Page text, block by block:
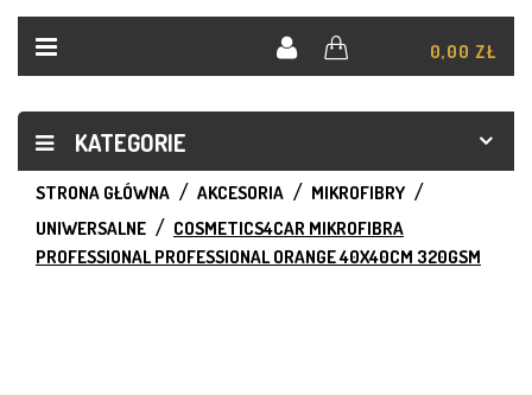
0,00 ZŁ
KATEGORIE
STRONA GŁÓWNA AKCESORIA
MIKROFIBRY
UNIWERSALNE
COSMETICS4CAR MIKROFIBRA
PROFESSIONAL PROFESSIONAL ORANGE 40X40CM 320GSM